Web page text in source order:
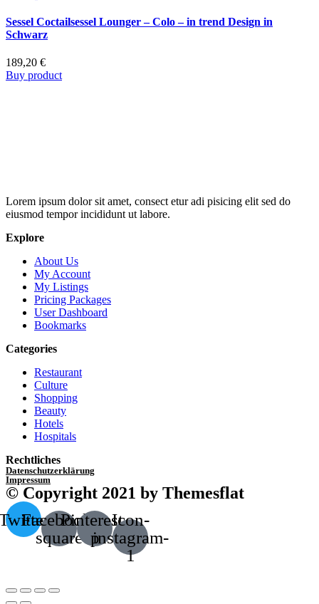
Sessel Coctailsessel Lounger – Colo – in trend Design in
Schwarz
189,20 €
Buy product
Lorem ipsum dolor sit amet, consect etur adi pisicing elit sed do
eiusmod tempor incididunt ut labore.
Explore
About Us
My Account
My Listings
Pricing Packages
User Dashboard
Bookmarks
Categories
Restaurant
Culture
Shopping
Beauty
Hotels
Hospitals
Rechtliches
Datenschutzerklärung
Impressum
© Copyright 2021 by Themesflat
Facebook-
square
Pinterest-
p
Icon-
instagram-
1